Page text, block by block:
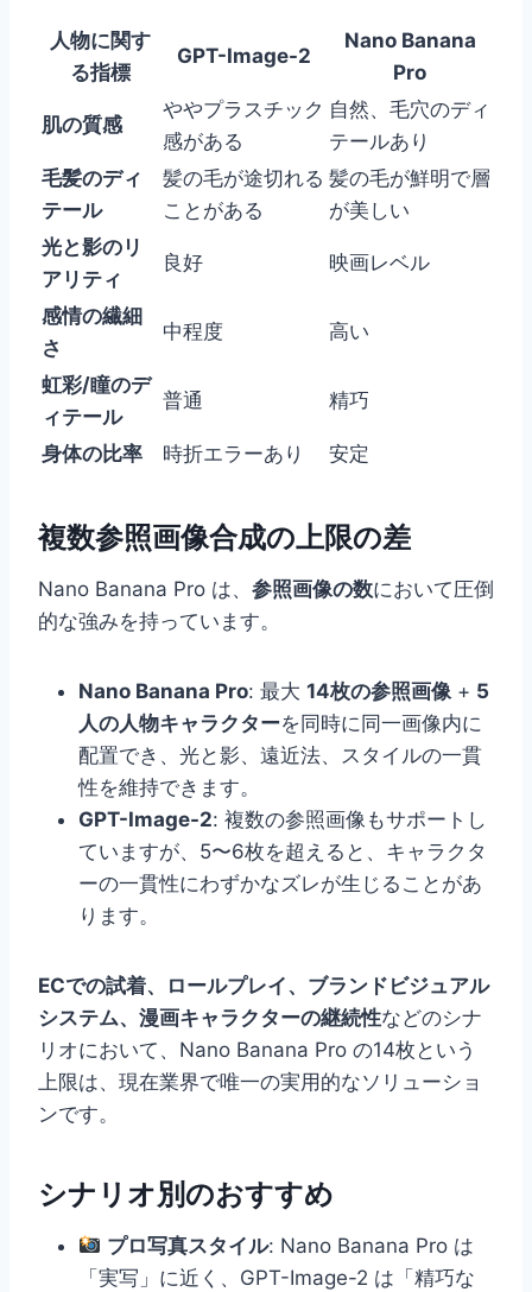
人物に関す
る指標
GPT-Image-2
Nano Banana
Pro
肌の質感
ややプラスチック
感がある
自然、毛穴のディ
テールあり
毛髪のディ
テール
髪の毛が途切れる
ことがある
髪の毛が鮮明で層
が美しい
光と影のリ
アリティ
良好 映画レベル
感情の繊細
さ
中程度 高い
虹彩/瞳のデ
ィテール
普通 精巧
身体の比率 時折エラーあり 安定
複数参照画像合成の上限の差
Nano Banana Pro は、 参照画像の数において圧倒
的な強みを持っています。
Nano Banana Pro: 最大 14枚の参照画像+ 5
人の人物キャラクターを同時に同一画像内に
配置でき、光と影、遠近法、スタイルの一貫
性を維持できます。
GPT-Image-2: 複数の参照画像もサポートし
ていますが、5〜6枚を超えると、キャラクタ
ーの一貫性にわずかなズレが生じることがあ
ります。
ECでの試着、ロールプレイ、ブランドビジュアル
システム、漫画キャラクターの継続性などのシナ
リオにおいて、Nano Banana Pro の14枚という
上限は、現在業界で唯一の実用的なソリューショ
ンです。
シナリオ別のおすすめ
プロ写真スタイル: Nano Banana Pro は
「実写」に近く、GPT-Image-2 は「精巧な